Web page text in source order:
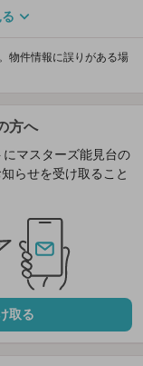
物件情報に誤りがある場
方へ
マスターズ能見台の
らせを受け取ること
取る